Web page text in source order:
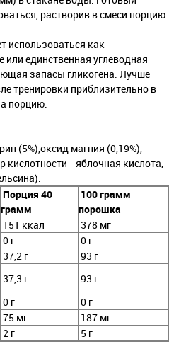
растворив в смеси порцию
как
или единственная углеводная
запасы гликогена. Лучше
тренировки приблизительно в
порцию.
(5%),оксид магния (0,19%),
кислотности - яблочная кислота,
Порция 40
грамм
100 грамм
порошка
151 ккал
378 мг
0 г
0 г
37,2 г
93 г
37,3 г
93 г
0 г
0 г
75 мг
187 мг
2 г 5 г